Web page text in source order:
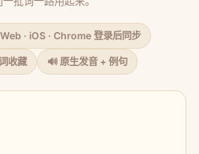
Web · iOS · Chrome 登录后同步
收藏 🔊 原生发音 + 例句